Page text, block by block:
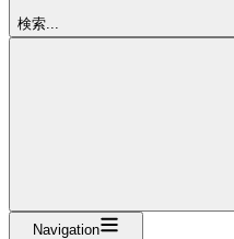
検索...
Navigation